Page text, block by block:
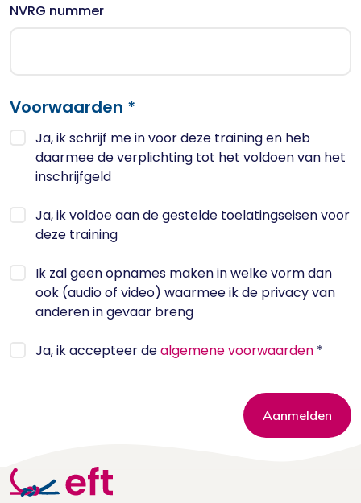
NVRG nummer
Voorwaarden *
Ja, ik schrijf me in voor deze training en heb
daarmee de verplichting tot het voldoen van het
inschrijfgeld
Ja, ik voldoe aan de gestelde toelatingseisen voor
deze training
Ik zal geen opnames maken in welke vorm dan
ook (audio of video) waarmee ik de privacy van
anderen in gevaar breng
Ja, ik accepteer dealgemene voorwaarden *
Aanmelden